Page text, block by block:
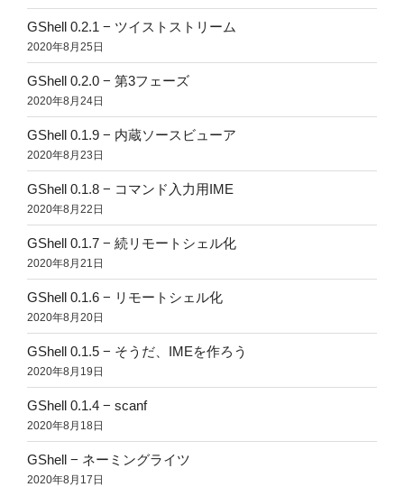
GShell 0.2.1 − ツイストストリーム
2020年8月25日
GShell 0.2.0 − 第3フェーズ
2020年8月24日
GShell 0.1.9 − 内蔵ソースビューア
2020年8月23日
GShell 0.1.8 − コマンド入力用IME
2020年8月22日
GShell 0.1.7 − 続リモートシェル化
2020年8月21日
GShell 0.1.6 − リモートシェル化
2020年8月20日
GShell 0.1.5 − そうだ、IMEを作ろう
2020年8月19日
GShell 0.1.4 − scanf
2020年8月18日
GShell − ネーミングライツ
2020年8月17日